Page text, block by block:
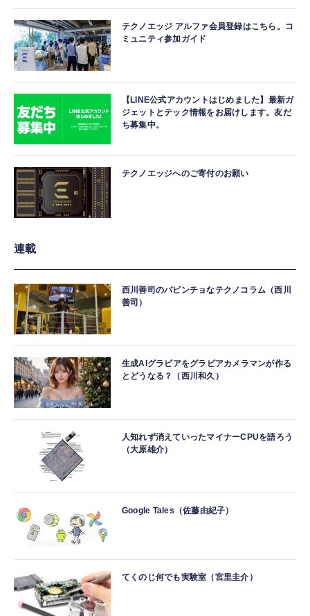
テクノエッジ アルファ会員登録はこちら。コ
ミュニティ参加ガイド
【LINE公式アカウントはじめました】最新ガ
ジェットとテック情報をお届けします。友だ
ち募集中。
テクノエッジへのご寄付のお願い
連載
西川善司のバビンチョなテクノコラム（西川
善司）
生成AIグラビアをグラビアカメラマンが作る
とどうなる？（西川和久）
人知れず消えていったマイナーCPUを語ろう
（大原雄介）
Google Tales（佐藤由紀子）
てくのじ何でも実験室（宮里圭介）